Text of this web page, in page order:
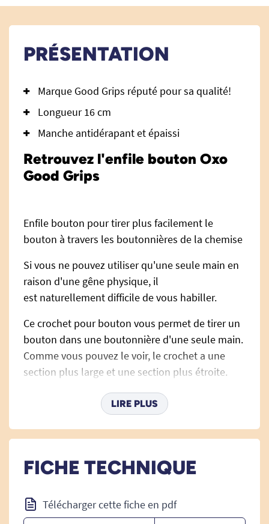
PRÉSENTATION
Marque Good Grips réputé pour sa qualité!
Longueur 16 cm
Manche antidérapant et épaissi
Retrouvez l'enfile bouton Oxo
Good Grips
Enfile bouton pour tirer plus facilement le
bouton à travers les boutonnières de la chemise
Si vous ne pouvez utiliser qu'une seule main en
raison d'une gêne physique, il
est naturellement difficile de vous habiller.
Ce crochet pour bouton vous permet de tirer un
bouton dans une boutonnière d'une seule main.
Comme vous pouvez le voir, le crochet a une
section plus large et une section plus étroite.
boutonnière. Ensuite, vous placez la partie la
vers la boutonnière. Comme vous rétractez le
large à la partie la plus étroite. Cela évite que le
le bouton dans la boutonnière d'une seule main.
LIRE PLUS
FICHE TECHNIQUE
Télécharger cette fiche en pdf